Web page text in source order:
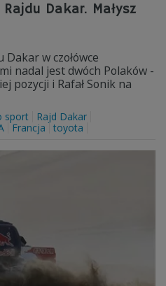
Dakar. Małysz
Dakar w czołówce
nadal jest dwóch Polaków -
pozycji i Rafał Sonik na
sport
Rajd Dakar
Francja toyota